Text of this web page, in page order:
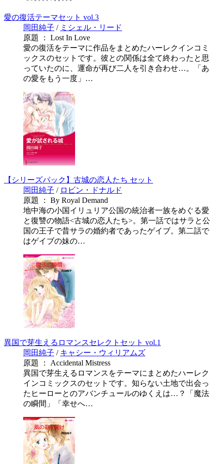
愛の復活テーマセット vol.3
岡田純子 / ミシェル・リード
原題 ： Lost In Love
愛の復活をテーマに作品をまとめたハーレクインコミ
ックスのセットです。彼との関係は全て終わったと思
っていたのに、運命が再び二人を引き合わせ…。「あ
の愛をもう一度」…
【シリーズパック】古城の恋人たち セット
岡田純子 / ロビン・ドナルド
原題 ： By Royal Demand
地中海の小国イリュリア公国の統治者一族をめぐる愛
と復讐の物語<古城の恋人たち>。第一話ではサラと公
国の王子で昔サラの婚約者であったゲイブ。第二話で
はゲイブの妹の…
異国で芽生えるロマンスセレクトセット vol.1
岡田純子 / キャシー・ウィリアムズ
原題 ： Accidental Mistress
異国で芽生えるロマンスをテーマにまとめたハーレク
インコミックスのセットです。知らない土地で出会っ
たヒーローとのアバンチュールのゆくえは…？「魔法
の瞬間」「幸せへ…